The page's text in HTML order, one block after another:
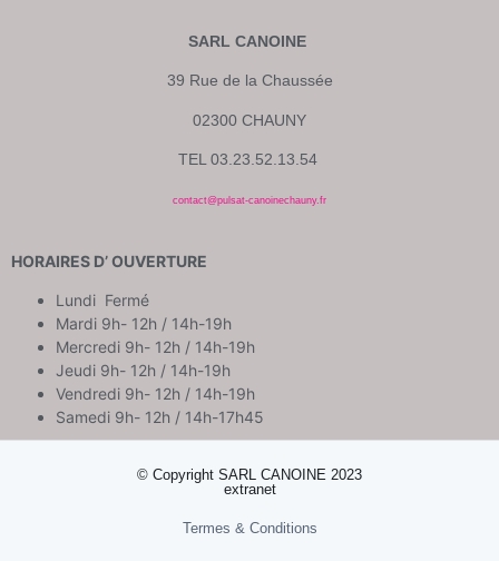
SARL CANOINE
39 Rue de la Chaussée
02300 CHAUNY
TEL 03.23.52.13.54
contact@pulsat-canoinechauny.fr
HORAIRES D’ OUVERTURE
Lundi Fermé
Mardi 9h- 12h / 14h-19h
Mercredi 9h- 12h / 14h-19h
Jeudi 9h- 12h / 14h-19h
Vendredi 9h- 12h / 14h-19h
Samedi 9h- 12h / 14h-17h45
© Copyright SARL CANOINE 2023
extranet
Termes & Conditions